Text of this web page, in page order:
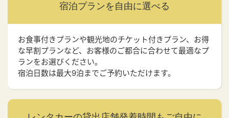
宿泊プランを 自由に選べる
お食事付きプランや観光地のチケット付きプラン、お得
な早割プランなど、お客様のご都合に合わせて最適なプ
ランをお選びください。
宿泊日数は最大9泊までご予約いただけます。